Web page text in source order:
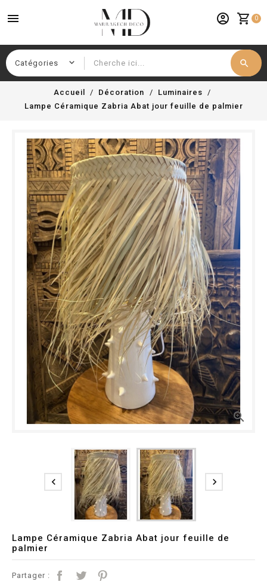
menu shopping_cart 0
account_circle
search
Accueil Décoration
Luminaires
Lampe Céramique Zabria Abat jour feuille de palmier

 
Lampe Céramique Zabria Abat jour feuille de
palmier
Partager :